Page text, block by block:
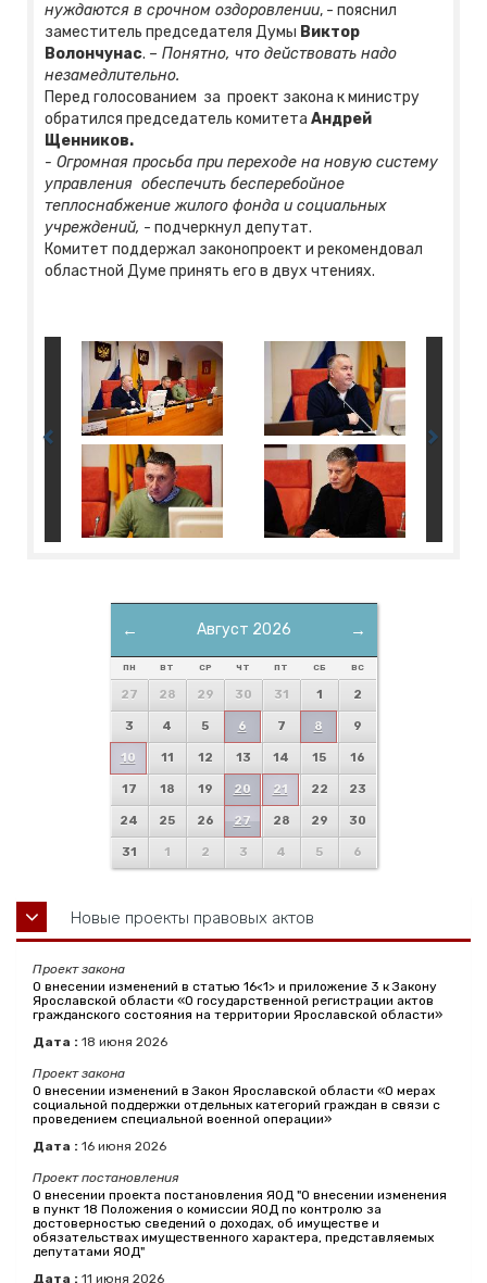
нуждаются в срочном оздоровлении, - пояснил
заместитель председателя Думы Виктор
Волончунас. – Понятно, что действовать надо
незамедлительно.
Перед голосованием за проект закона к министру
обратился председатель комитета Андрей
Щенников.
- Огромная просьба при переходе на новую систему
управления обеспечить бесперебойное
теплоснабжение жилого фонда и социальных
учреждений, - подчеркнул депутат.
Комитет поддержал законопроект и рекомендовал
областной Думе принять его в двух чтениях.
← →
Август 2026
ПН ВТ СР ЧТ ПТ СБ ВС
27 28 29 30 31 1 2
3 4 5 6 7 8 9
10 11 12 13 14 15 16
17 18 19 20 21 22 23
24 25 26 27 28 29 30
31 1 2 3 4 5 6
Новые проекты правовых актов
Проект закона
О внесении изменений в статью 16<1> и приложение 3 к Закону
Ярославской области «О государственной регистрации актов
гражданского состояния на территории Ярославской области»
Дата : 18 июня 2026
Проект закона
О внесении изменений в Закон Ярославской области «О мерах
социальной поддержки отдельных категорий граждан в связи с
проведением специальной военной операции»
Дата : 16 июня 2026
Проект постановления
О внесении проекта постановления ЯОД "О внесении изменения
в пункт 18 Положения о комиссии ЯОД по контролю за
достоверностью сведений о доходах, об имуществе и
обязательствах имущественного характера, представляемых
депутатами ЯОД"
Дата : 11 июня 2026